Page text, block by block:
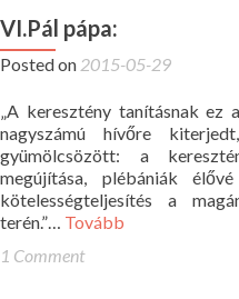
VI.Pál pápa:
Posted on 2015-05-29
„A keresztény tanításnak ez
nagyszámú hívőre
gyümölcsözött: a
megújítása, plébániák
kötelességteljesítés a
terén.”… Tovább
1 Comment